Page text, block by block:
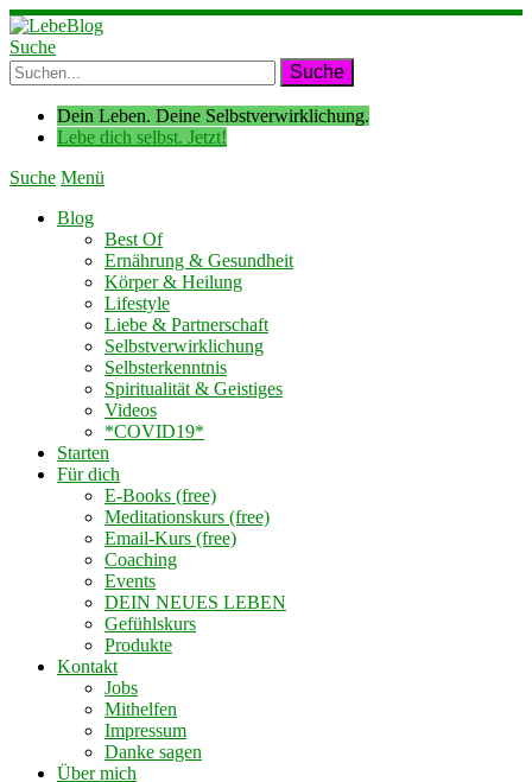
Suche
Dein Leben. Deine Selbstverwirklichung.
Lebe dich selbst. Jetzt!
Suche Menü
Blog
Best Of
Ernährung & Gesundheit
Körper & Heilung
Lifestyle
Liebe & Partnerschaft
Selbstverwirklichung
Selbsterkenntnis
Spiritualität & Geistiges
Videos
*COVID19*
Starten
Für dich
E-Books (free)
Meditationskurs (free)
Email-Kurs (free)
Coaching
Events
DEIN NEUES LEBEN
Gefühlskurs
Produkte
Kontakt
Jobs
Mithelfen
Impressum
Danke sagen
Über mich